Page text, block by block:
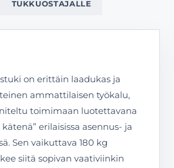
TUKKUOSTAJALLE
on erittäin laadukas ja
ammattilaisen työkalu,
toimimaan luotettavana
erilaisissa asennus- ja
Sen vaikuttava 180 kg
siitä sopivan vaativiinkin